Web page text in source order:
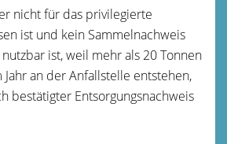
nicht für das privilegierte
ist und kein Sammelnachweis
ist, weil mehr als 20 Tonnen
an der Anfallstelle entstehen,
bestätigter Entsorgungsnachweis